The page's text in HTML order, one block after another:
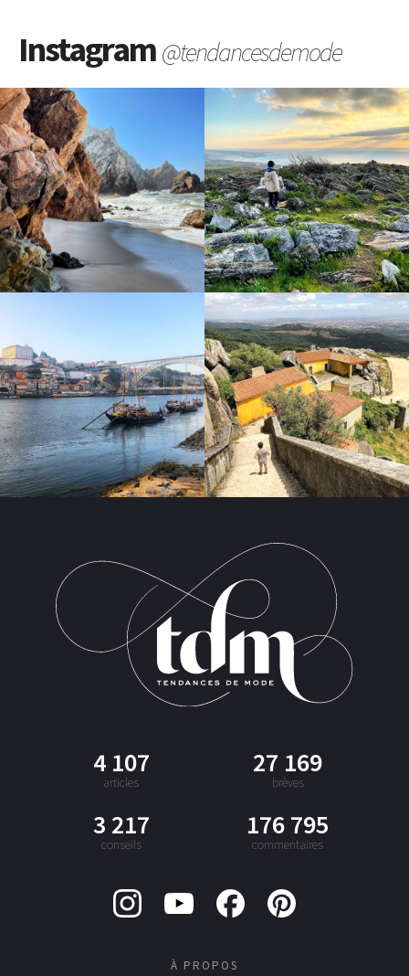
Instagram@tendancesdemode
4 107
articles
27 169
brèves
3 217
conseils
176 795
commentaires
À PROPOS